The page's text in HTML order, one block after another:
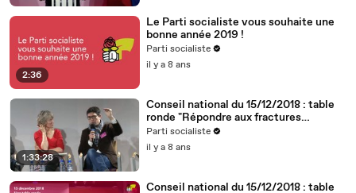
2:36
Le Parti socialiste vous souhaite une
bonne année 2019 !
Parti socialiste
il y a 8 ans
1:33:28
Conseil national du 15/12/2018 : table
ronde "Répondre aux fractures
territoriales, républicaines et
démocratiques"
Parti socialiste
il y a 8 ans
Conseil national du 15/12/2018 : table